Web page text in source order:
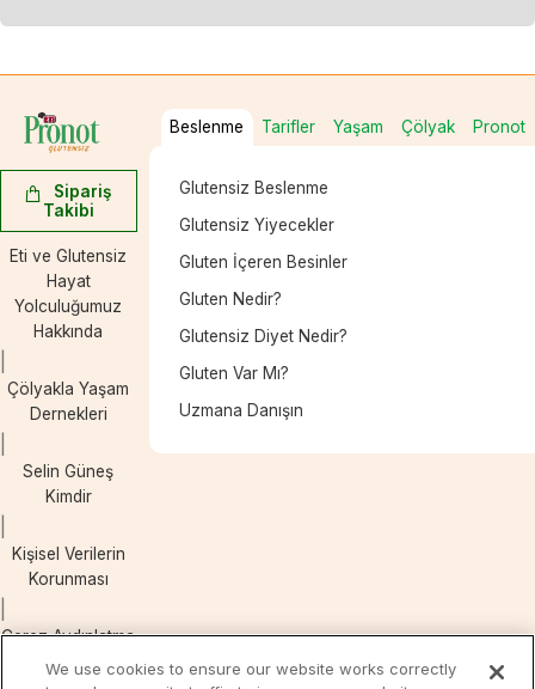
Sipariş
Takibi
Eti ve Glutensiz
Hayat
Yolculuğumuz
Hakkında
Çölyakla Yaşam
Dernekleri
Selin Güneş
Kimdir
Kişisel Verilerin
Korunması
Çerez Aydınlatma
Metni
Beslenme Tarifler Yaşam Çölyak Pronot
Glutensiz Beslenme
Glutensiz Yiyecekler
Gluten İçeren Besinler
Gluten Nedir?
Glutensiz Diyet Nedir?
Gluten Var Mı?
Uzmana Danışın
We use cookies to ensure our website works correctly